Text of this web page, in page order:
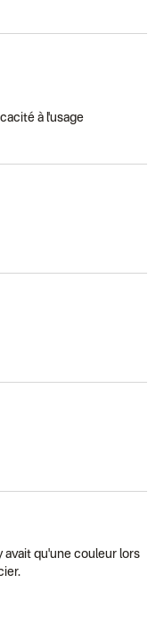
à l'usage
avait qu'une couleur lors